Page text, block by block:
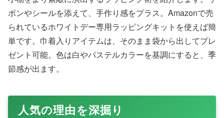
ボンやシールを添えて、手作り感をプラス。Amazonで売
られているホワイトデー専用ラッピングキットを使えば簡
単です。巾着入りアイテムは、そのまま袋から出してプレ
ゼント可能。色は白やパステルカラーを基調にすると、季
節感が出ます。
人気の理由を深掘り